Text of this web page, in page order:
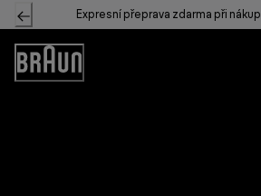
Skip
to
Content
Expresní přeprava zdarma při
Accessibility